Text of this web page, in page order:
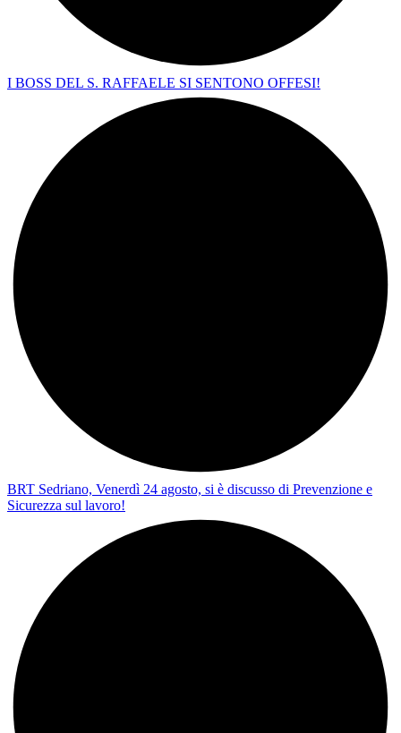
I BOSS DEL S. RAFFAELE SI SENTONO OFFESI!
BRT Sedriano, Venerdì 24 agosto, si è discusso di Prevenzione e
Sicurezza sul lavoro!